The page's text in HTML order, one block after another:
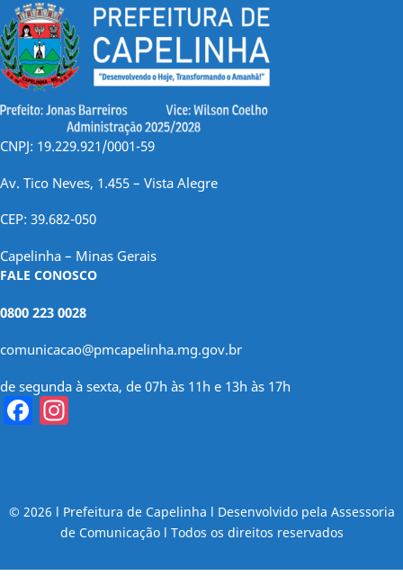
CNPJ: 19.229.921/0001-59
Av. Tico Neves, 1.455 – Vista Alegre
CEP: 39.682-050
Capelinha – Minas Gerais
FALE CONOSCO
0800 223 0028
comunicacao@pmcapelinha.mg.gov.br
de segunda à sexta, de 07h às 11h e 13h às 17h
Facebook
© 2026 l Prefeitura de Capelinha l Desenvolvido pela Assessoria
de Comunicação l Todos os direitos reservados